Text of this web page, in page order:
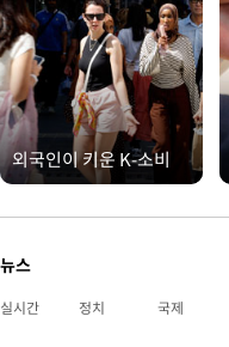
외국인이 키운 K-소비
뉴스
실시간 정치 국제